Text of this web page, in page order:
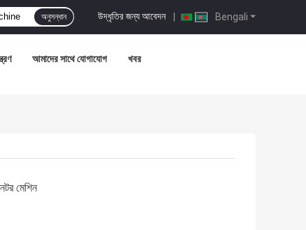
Bengali
উদ্ধৃতির জন্য আবেদন |
অনুসন্ধান
আমাদের সাথে যোগাযোগ খবর
মেশিন